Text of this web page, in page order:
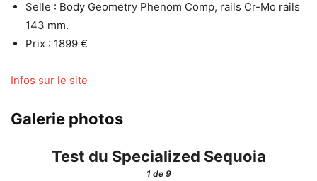
Selle : Body Geometry Phenom Comp, rails Cr-Mo rails
143 mm.
Prix : 1899 €
Infos sur le site
Galerie photos
Test du Specialized Sequoia
1de 9